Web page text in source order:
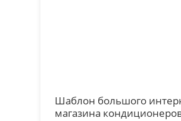
Шаблон большого
магазина